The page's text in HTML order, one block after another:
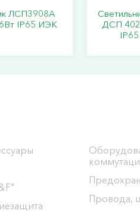
ЛСП3908A
IP65 ИЭК
ДСП
Провода,